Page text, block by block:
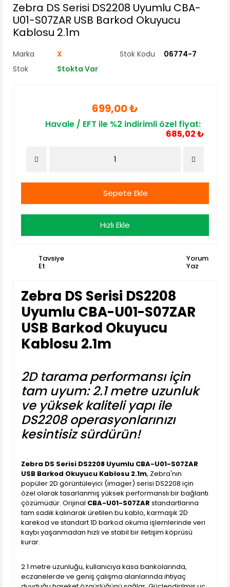
Zebra DS Serisi DS2208 Uyumlu CBA-
U01-S07ZAR USB Barkod Okuyucu
Kablosu 2.1m
Marka X Stok Kodu
06774-7
Stok
Stokta Var
699,00 ₺
Havale / EFT ile %2 indirimli özel fiyat:
685,02 ₺
Sepete Ekle
Hızlı Ekle
Tavsiye
Et
Yorum
Yaz
Zebra DS Serisi DS2208
Uyumlu CBA-U01-S07ZAR
USB Barkod Okuyucu
Kablosu 2.1m
2D tarama performansı için
tam uyum: 2.1 metre uzunluk
ve yüksek kaliteli yapı ile
DS2208 operasyonlarınızı
kesintisiz sürdürün!
Zebra DS Serisi DS2208 Uyumlu CBA-U01-S07ZAR
USB Barkod Okuyucu Kablosu 2.1m, Zebra'nın
popüler 2D görüntüleyici (imager) serisi DS2208 için
özel olarak tasarlanmış yüksek performanslı bir bağlantı
çözümüdür. Orijinal CBA-U01-S07ZAR standartlarına
tam sadık kalınarak üretilen bu kablo, karmaşık 2D
karekod ve standart 1D barkod okuma işlemlerinde veri
kaybı yaşanmadan hızlı ve stabil bir iletişim köprüsü
kurar.
2.1 metre uzunluğu, kullanıcıya kasa bankolarında,
eczanelerde ve geniş çalışma alanlarında ihtiyaç